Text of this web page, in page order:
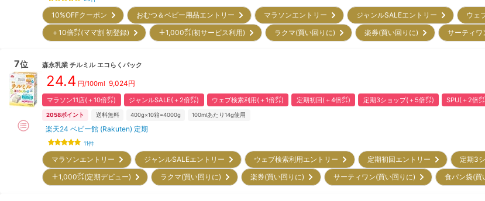
10%OFFクーポン おむつ＆ベビー用品エントリー マラソンエントリー ジャンルSALEエントリー ウェ
＋10倍㌽(ママ割 初登録)
＋1,000㌽(初サービス利用) ラクマ(買い回りに) 楽券(買い回りに) サーティ
7位 森永乳業 チルミル エコらくパック
24.4 円/100ml 9,024円
マラソン11店(＋10倍㌽) ジャンルSALE(＋2倍㌽) ウェブ検索利用(＋1倍㌽) 定期初回(＋4倍㌽) 定期3ショップ(＋5倍㌽) SPU(＋2倍
2058ポイント 送料無料 400g×10箱=4000g 100mlあたり14g使用
楽天24 ベビー館 (Rakuten) 定期
11件
マラソンエントリー ジャンルSALEエントリー ウェブ検索利用エントリー 定期初回エントリー 定期3
＋1,000㌽(定期デビュー)
ラクマ(買い回りに) 楽券(買い回りに) サーティワン(買い回りに) 食パン袋(